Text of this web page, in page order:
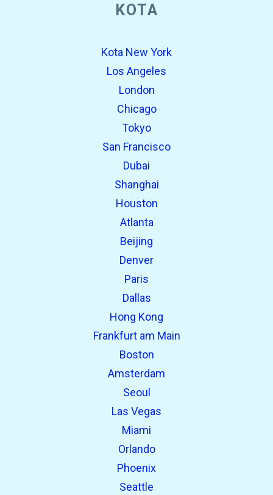
Ditemukan sebelumnya:
Ditemukan sebelumnya:
Ditemukan sebelumnya:
KOTA
Kota New York
Los Angeles
London
Chicago
Tokyo
San Francisco
Dubai
Shanghai
Houston
Atlanta
Beijing
Denver
Paris
Dallas
Hong Kong
Frankfurt am Main
Boston
Amsterdam
Seoul
Las Vegas
Miami
Orlando
Phoenix
Seattle